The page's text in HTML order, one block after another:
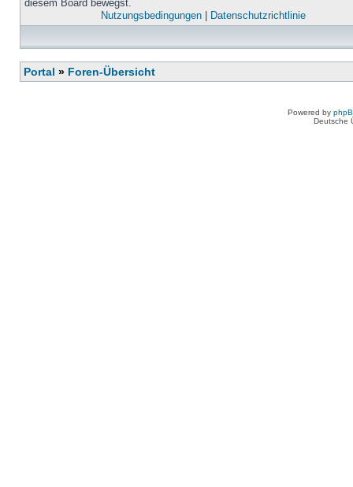
diesem Board bewegst.
Nutzungsbedingungen| Datenschutzrichtlinie
Portal » Foren-Übersicht
Powered by
Deutsche